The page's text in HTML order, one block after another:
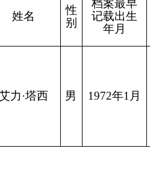
姓名
性
别
档案最早
记载出生
年月
力·塔西 男 1972年1月